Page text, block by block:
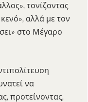
τονίζοντας
αλλά με τον
στο Μέγαρο
να
προτείνοντας,